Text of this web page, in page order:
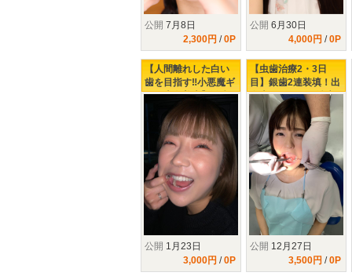
公開 7月8日
2,300円 /0P
公開 6月30日
4,000円 /0P
【人間離れした白い
歯を目指す‼小悪魔ギ
ャル上白美央】激痛
で悶絶虫歯治療‼
公開 1月23日
3,000円 /0P
【虫歯治療2・3日
目】銀歯2連装填！出
血大ボリューム治療‼
公開 12月27日
3,500円 /0P